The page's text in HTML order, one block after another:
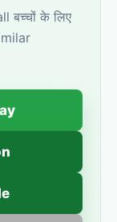
बच्चों के लिए